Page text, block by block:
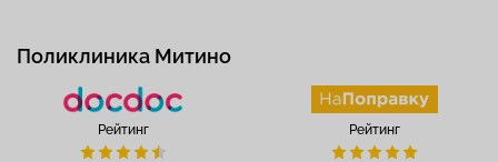
Поликлиника Митино
Рейтинг Рейтинг